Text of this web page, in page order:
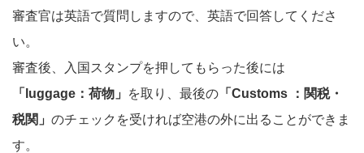
審査官は英語で質問しますので、英語で回答してくださ
い。
審査後、入国スタンプを押してもらった後には
「luggage：荷物」
を取り、最後の 「Customs ：関税・
税関」 のチェックを受ければ空港の外に出ることができま
す。